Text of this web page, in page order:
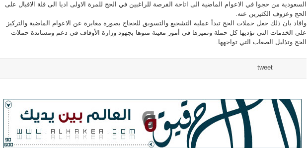
السعودية من حجوا في الاعوام الماضية الى اتاحة الفرصة للراغبين في الحج للمرة الاولى اديا الى قلة الاقبال على
الحج وعزوف الكثيرين عنه.
وافاد بان ذلك جعل حملات الحج تبدأ عملية التشجيع والتسويق للحجاج بصورة مغايرة عن الاعوام الماضية والتركيز
على الخدمات التي تؤديها كل حملة وتميزها في أمور معينة منوها بجهود وزارة الأوقاف في دعم ومساندة حملات
الحج وتذليل الصعاب التي تواجهها.
tweet